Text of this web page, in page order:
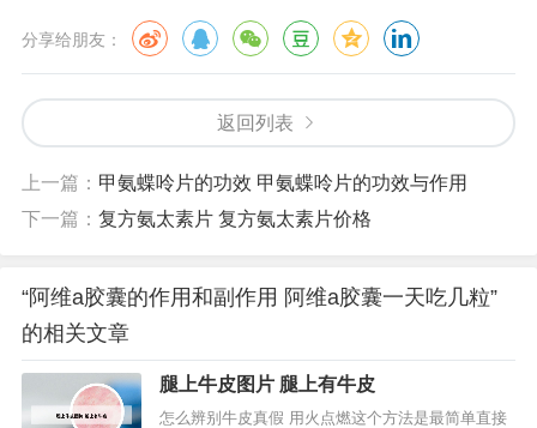
分享给朋友：
返回列表
上一篇： 甲氨蝶呤片的功效 甲氨蝶呤片的功效与作用
下一篇： 复方氨太素片 复方氨太素片价格
“阿维a胶囊的作用和副作用 阿维a胶囊一天吃几粒”
的相关文章
腿上牛皮图片 腿上有牛皮
怎么辨别牛皮真假 用火点燃这个方法是最简单直接